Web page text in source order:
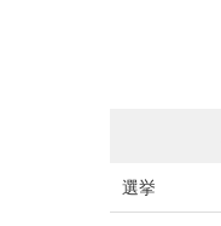
選挙